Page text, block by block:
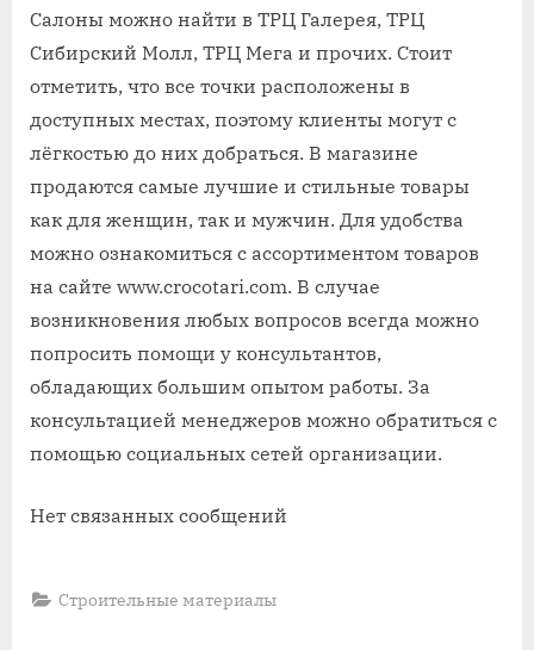
Салоны можно найти в ТРЦ Галерея, ТРЦ
Сибирский Молл, ТРЦ Мега и прочих. Стоит
отметить, что все точки расположены в
доступных местах, поэтому клиенты могут с
лёгкостью до них добраться. В магазине
продаются самые лучшие и стильные товары
как для женщин, так и мужчин. Для удобства
можно ознакомиться с ассортиментом товаров
на сайте www.crocotari.com. В случае
возникновения любых вопросов всегда можно
попросить помощи у консультантов,
обладающих большим опытом работы. За
консультацией менеджеров можно обратиться с
помощью социальных сетей организации.
Нет связанных сообщений
Строительные материалы